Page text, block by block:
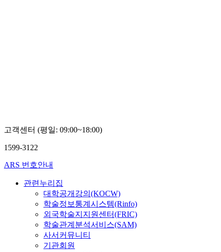
고객센터 (평일: 09:00~18:00)
1599-3122
ARS 번호안내
관련누리집
대학공개강의(KOCW)
학술정보통계시스템(Rinfo)
외국학술지지원센터(FRIC)
학술관계분석서비스(SAM)
사서커뮤니티
기관회원